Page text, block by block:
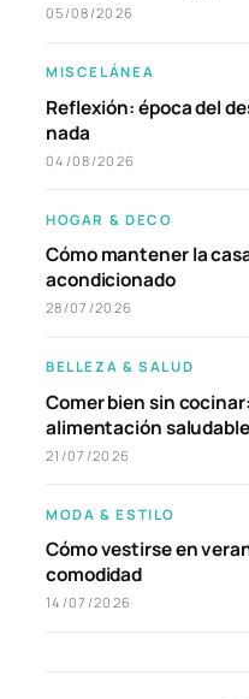
05/08/2026
MISCELÁNEA
Reflexión: época del
nada
04/08/2026
HOGAR & DECO
Cómo mantener la
acondicionado
28/07/2026
BELLEZA & SALUD
Comer bien sin
alimentación
21/07/2026
MODA & ESTILO
Cómo vestirse en
comodidad
14/07/2026